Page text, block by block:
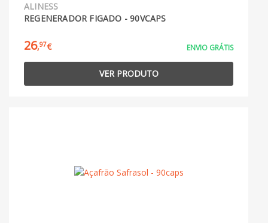
ALINESS
REGENERADOR FIGADO - 90VCAPS
26,97€ ENVIO GRÁTIS
VER PRODUTO